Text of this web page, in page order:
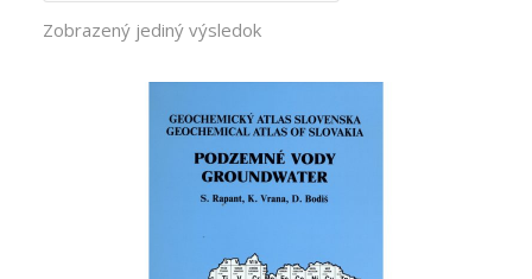
Zobrazený jediný výsledok